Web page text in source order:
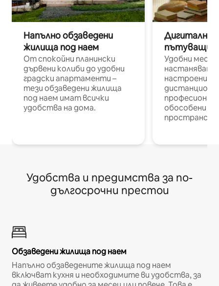
Напълно обзаведени
жилища под наем
От спокойни планински
дървени колиби до удобни
градски апартаменти –
тези обзаведени жилища
под наем имат всички
удобства на дома.
Дигитални
пътуващи
Удобни
настаняване
настроени и
обособени
Удобства и предимства за по-
дългосрочни престои
Обзаведени жилища под наем
Напълно обзаведените жилища под наем
включват кухня и необходимите ви удобства, за